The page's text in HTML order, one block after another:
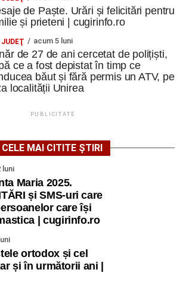
de Paște. Urări și felicitări pentru
și prieteni | cugirinfo.ro
JUDEŢ acum 5 luni
de 27 de ani cercetat de polițiști,
ce a fost depistat în timp ce
băut și fără permis un ATV, pe
localității Unirea
PUBLICITATE
CELE MAI CITITE ȘTIRI
luni
Maria 2025.
și SMS-uri care
care își
| cugirinfo.ro
ortodox și cel
și în următorii ani |